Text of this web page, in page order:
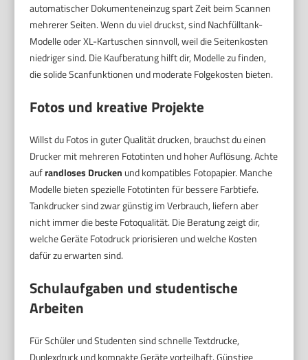
automatischer Dokumenteneinzug spart Zeit beim Scannen
mehrerer Seiten. Wenn du viel druckst, sind Nachfülltank-
Modelle oder XL-Kartuschen sinnvoll, weil die Seitenkosten
niedriger sind. Die Kaufberatung hilft dir, Modelle zu finden,
die solide Scanfunktionen und moderate Folgekosten bieten.
Fotos und kreative Projekte
Willst du Fotos in guter Qualität drucken, brauchst du einen
Drucker mit mehreren Fototinten und hoher Auflösung. Achte
aufrandloses Drucken und kompatibles Fotopapier. Manche
Modelle bieten spezielle Fototinten für bessere Farbtiefe.
Tankdrucker sind zwar günstig im Verbrauch, liefern aber
nicht immer die beste Fotoqualität. Die Beratung zeigt dir,
welche Geräte Fotodruck priorisieren und welche Kosten
dafür zu erwarten sind.
Schulaufgaben und studentische
Arbeiten
Für Schüler und Studenten sind schnelle Textdrucke,